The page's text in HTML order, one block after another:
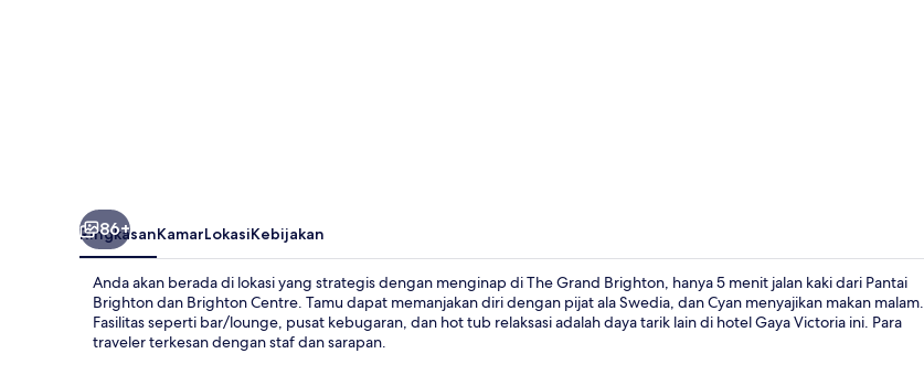
86+
RingkasanKamarLokasiKebijakan
Anda akan berada di lokasi yang strategis dengan menginap di The Grand Brighton, hanya 5 menit jalan kaki dari Pantai
Brighton dan Brighton Centre. Tamu dapat memanjakan diri dengan pijat ala Swedia, dan Cyan menyajikan makan malam.
Fasilitas seperti bar/lounge, pusat kebugaran, dan hot tub relaksasi adalah daya tarik lain di hotel Gaya Victoria ini. Para
traveler terkesan dengan staf dan sarapan.